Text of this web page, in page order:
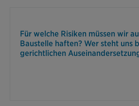
Für welche Risiken müssen wir
Baustelle haften? Wer steht uns
gerichtlichen
Wir haben den richtigen
ankommt. Mit der
Wohngebäude- und einer
können Sie sich auf das